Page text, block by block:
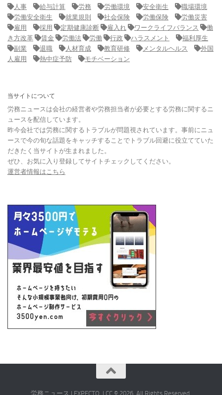
人事
給与計算 労務 労働環境 安全衛生
職場環境
労働安全衛生
就業規則 社会保険 労働保険
労働災害
雇用
採用 定期健康診断 雇入れ ワークライフバランス
働
き方改革
賃金 労働法 労働 行政 ハラスメント
福利厚生
副業
退職 人材育成 教育研修 メンタルヘルス
外国
人雇用
熱中症予防 モチベーション
当サイトについて
労務ニュースは会社の経営者や労務担当者が必要とする労務に関するニ
ュースを配信しています。
昨今会社では労務に関するトラブルが問題視されています。事前にニュ
ースで今の旬な話題をキャッチすることでトラブル回避に役立てていた
だきたく当サイトが生まれました。
ぜひ、お気に入り登録してサイトチェックしてください。
運営者情報はこちら
労務ニュース | EXPECTO, LCC © 2026. All Rights Reserved.